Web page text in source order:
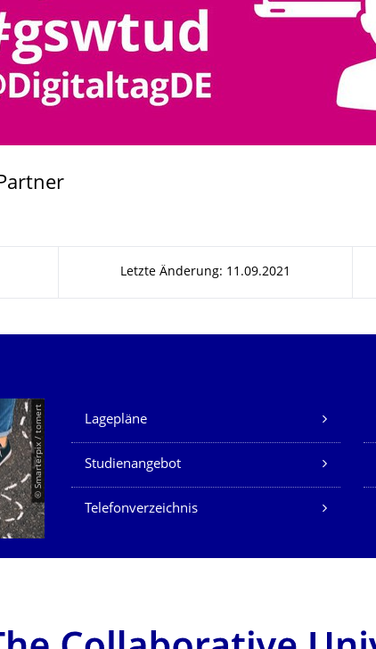
Letzte Änderung: 11.09.2021
© Smarterpix / tomert Unsere Dienste
Lagepläne
Studienangebot
Telefonverzeichnis